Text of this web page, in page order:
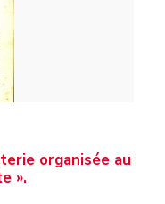
organisée au
».